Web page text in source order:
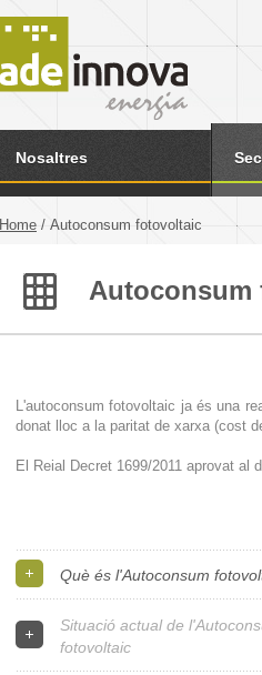
Nosaltres
Home / Autoconsum fotovoltaic
L'autoconsum fotovoltaic ja és una
donat lloc a la paritat de xarxa (cost
El Reial Decret 1699/2011 aprovat al
Què és l'Autoconsum
Situació actual de
fotovoltaic